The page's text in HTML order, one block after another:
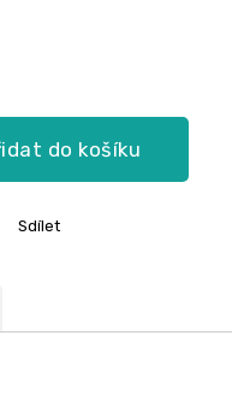
do košíku
Sdílet